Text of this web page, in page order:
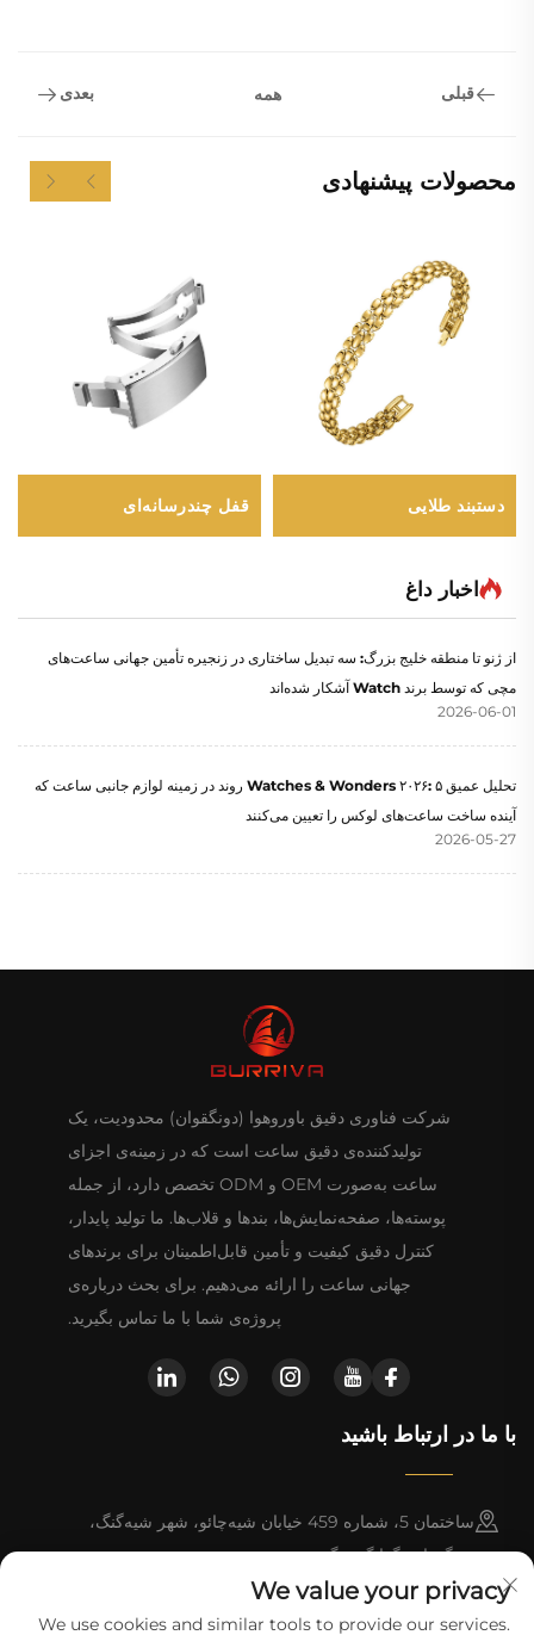
قبلی همه بعدی
محصولات پیشنهادی
دستبند طلایی قفل چندرسانه‌ای
اخبار داغ
از ژنو تا منطقه خلیج بزرگ: سه تبدیل ساختاری در زنجیره تأمین جهانی ساعت‌های
مچی که توسط برند Watch آشکار شده‌اند
2026-06-01
تحلیل عمیق Watches & Wonders ۲۰۲۶: ۵ روند در زمینه لوازم جانبی ساعت که
آینده ساخت ساعت‌های لوکس را تعیین می‌کنند
2026-05-27
شرکت فناوری دقیق باوروهوا (دونگقوان) محدودیت، یک
تولیدکننده‌ی دقیق ساعت است که در زمینه‌ی اجزای
ساعت به‌صورت OEM و ODM تخصص دارد، از جمله
پوسته‌ها، صفحه‌نمایش‌ها، بندها و قلاب‌ها. ما تولید پایدار،
کنترل دقیق کیفیت و تأمین قابل‌اطمینان برای برندهای
جهانی ساعت را ارائه می‌دهیم. برای بحث درباره‌ی
پروژه‌ی شما با ما تماس بگیرید.
با ما در ارتباط باشید
ساختمان 5، شماره 459 خیابان شیه‌چائو، شهر شیه‌گنگ،
دونگقوان، گوانگ‌دونگ
+852-8402 6198
We value your privacy
We use cookies and similar tools to provide our services.